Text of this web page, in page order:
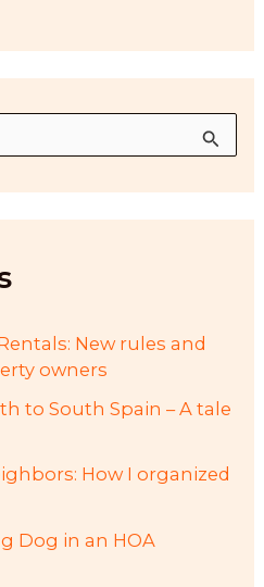
New rules and
owners
to South Spain – A tale
How I organized
Dog in an HOA